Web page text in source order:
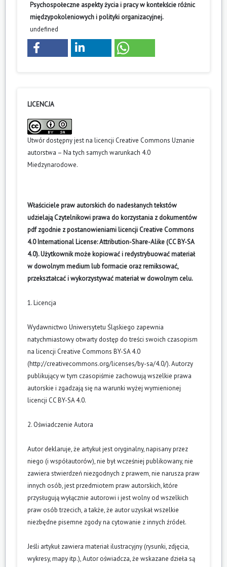
Psychospołeczne aspekty życia i pracy w kontekście różnic
międzypokoleniowych i polityki organizacyjnej.
undefined
LICENCJA
Utwór dostępny jest na licencji Creative Commons Uznanie
autorstwa – Na tych samych warunkach 4.0
Miedzynarodowe.
Właściciele praw autorskich do nadesłanych tekstów
udzielają Czytelnikowi prawa do korzystania z dokumentów
pdf zgodnie z postanowieniami licencji Creative Commons
4.0 International License: Attribution-Share-Alike (CC BY-SA
4.0). Użytkownik może kopiować i redystrybuować materiał
w dowolnym medium lub formacie oraz remiksować,
przekształcać i wykorzystywać materiał w dowolnym celu.
1. Licencja
Wydawnictwo Uniwersytetu Śląskiego zapewnia
natychmiastowy otwarty dostęp do treści swoich czasopism
na licencji Creative Commons BY-SA 4.0
(http://creativecommons.org/licenses/by-sa/4.0/). Autorzy
publikujący w tym czasopiśmie zachowują wszelkie prawa
autorskie i zgadzają się na warunki wyżej wymienionej
licencji CC BY-SA 4.0.
2. Oświadczenie Autora
Autor deklaruje, że artykuł jest oryginalny, napisany przez
niego (i współautorów), nie był wcześniej publikowany, nie
zawiera stwierdzeń niezgodnych z prawem, nie narusza praw
innych osób, jest przedmiotem praw autorskich, które
przysługują wyłącznie autorowi i jest wolny od wszelkich
praw osób trzecich, a także, że autor uzyskał wszelkie
niezbędne pisemne zgody na cytowanie z innych źródeł.
Jeśli artykuł zawiera materiał ilustracyjny (rysunki, zdjęcia,
wykresy, mapy itp.), Autor oświadcza, że wskazane dzieła są